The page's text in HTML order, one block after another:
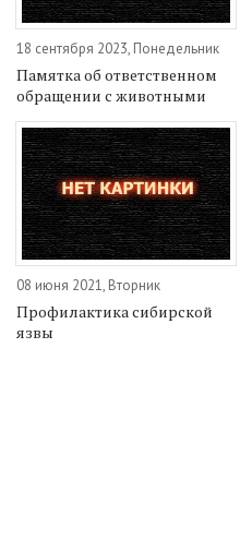
18 сентября 2023, Понедельник
Памятка об ответственном
обращении с животными
08 июня 2021, Вторник
Профилактика сибирской
язвы